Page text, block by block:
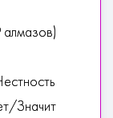
алмазов)
Значит